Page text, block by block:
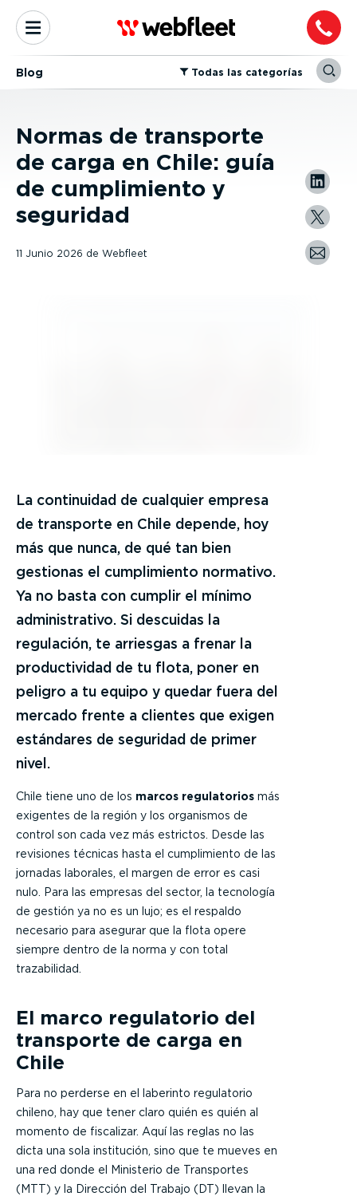
Blog ⁠Todas las categorías
Normas de transporte
de carga en Chile: guía
de cumplimiento y
seguridad
11 Junio 2026 de Webfleet
La continuidad de cualquier empresa
de transporte en Chile depende, hoy
más que nunca, de qué tan bien
gestionas el cumplimiento normativo.
Ya no basta con cumplir el mínimo
administrativo. Si descuidas la
regulación, te arriesgas a frenar la
productividad de tu flota, poner en
peligro a tu equipo y quedar fuera del
mercado frente a clientes que exigen
estándares de seguridad de primer
nivel.
Chile tiene uno de los marcos regulatorios más
exigentes de la región y los organismos de
control son cada vez más estrictos. Desde las
revisiones técnicas hasta el cumplimiento de las
jornadas laborales, el margen de error es casi
nulo. Para las empresas del sector, la tecnología
de gestión ya no es un lujo; es el respaldo
necesario para asegurar que la flota opere
siempre dentro de la norma y con total
trazabilidad.
El marco regulatorio del
transporte de carga en
Chile
Para no perderse en el laberinto regulatorio
chileno, hay que tener claro quién es quién al
momento de fiscalizar. Aquí las reglas no las
dicta una sola institución, sino que te mueves en
una red donde el Ministerio de Transportes
(MTT) y la Dirección del Trabajo (DT) llevan la